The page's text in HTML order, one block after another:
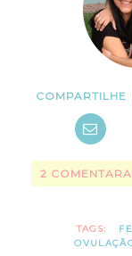
COMPARTILHE
2
TAGS: